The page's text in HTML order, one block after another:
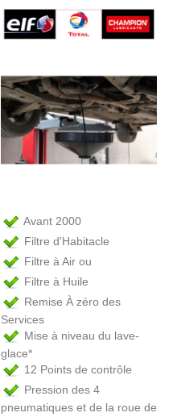
Avant 2000
Filtre d'Habitacle
Filtre à Air ou
Filtre à Huile
Remise À zéro des
Services
Mise à niveau du lave-
glace*
12 Points de contrôle
Pression des 4
pneumatiques et de la roue de